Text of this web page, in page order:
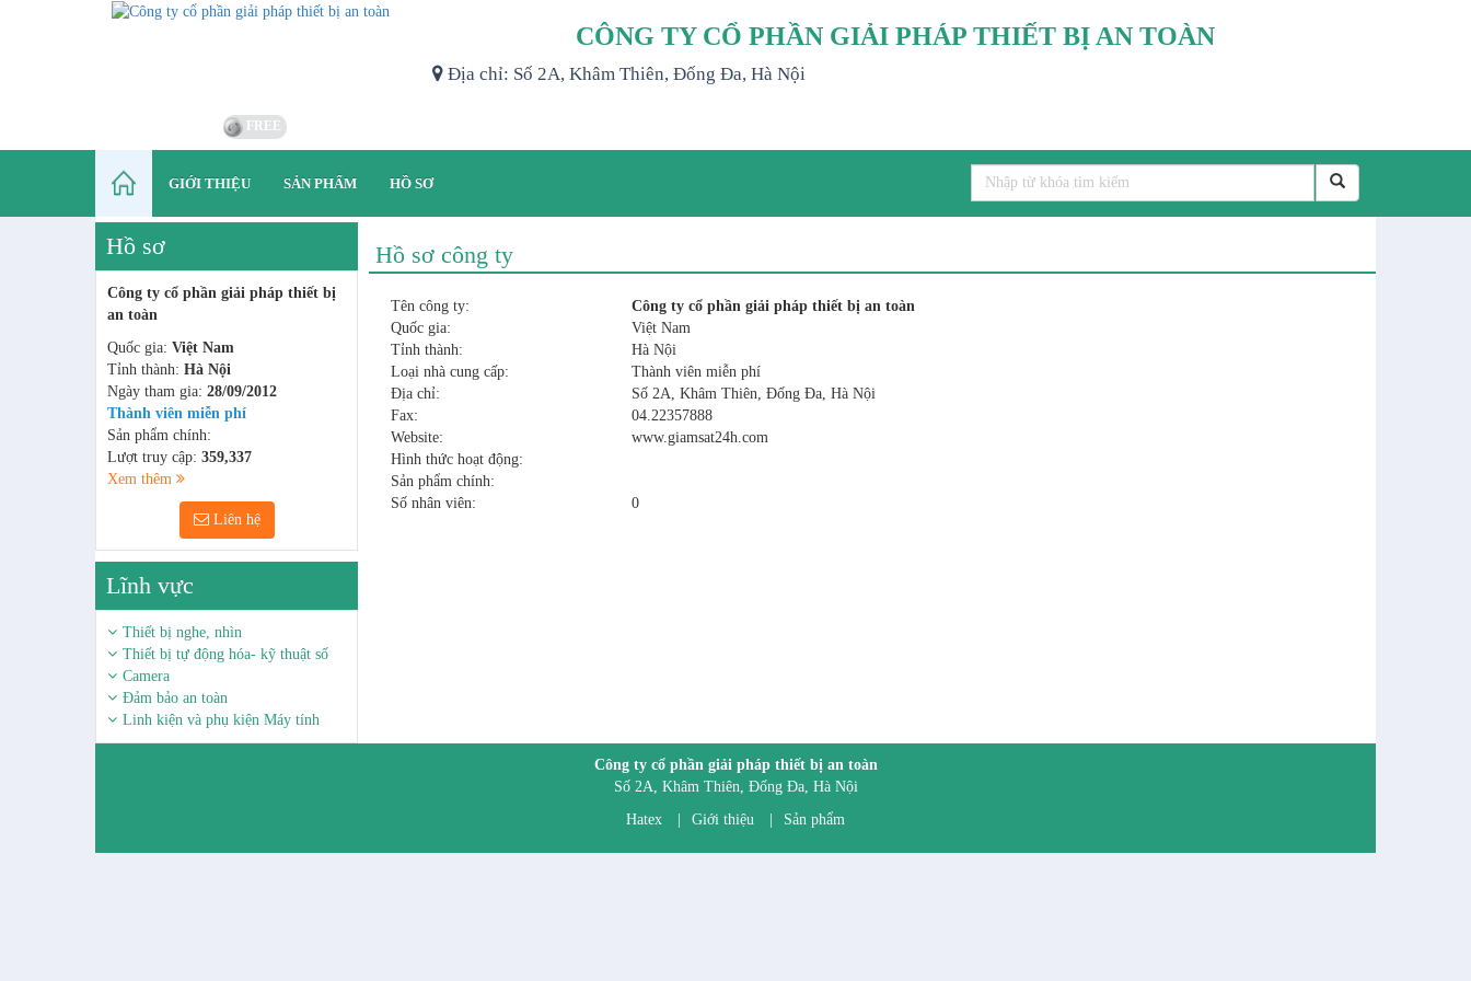
FREE
CÔNG TY CỔ PHẦN GIẢI PHÁP THIẾT BỊ AN TOÀN
Địa chỉ: Số 2A, Khâm Thiên, Đống Đa, Hà Nội
GIỚI THIỆU SẢN PHẨM HỒ SƠ
Hồ sơ
Công ty cổ phần giải pháp thiết bị
an toàn
Quốc gia: Việt Nam
Tỉnh thành: Hà Nội
Ngày tham gia: 28/09/2012
Thành viên miễn phí
Sản phẩm chính:
Lượt truy cập: 359,337
Xem thêm
Liên hệ
Lĩnh vực
Thiết bị nghe, nhìn
Thiết bị tự động hóa- kỹ thuật số
Camera
Đảm bảo an toàn
Linh kiện và phụ kiện Máy tính
Hồ sơ công ty
Tên công ty:
Công ty cổ phần giải pháp thiết bị an toàn
Quốc gia:
Việt Nam
Tỉnh thành:
Hà Nội
Loại nhà cung cấp:
Thành viên miễn phí
Địa chỉ:
Số 2A, Khâm Thiên, Đống Đa, Hà Nội
Fax:
04.22357888
Website:
www.giamsat24h.com
Hình thức hoạt động:
Sản phẩm chính:
Số nhân viên:
0
Công ty cổ phần giải pháp thiết bị an toàn
Số 2A, Khâm Thiên, Đống Đa, Hà Nội
Hatex
Giới thiệu Sản phẩm